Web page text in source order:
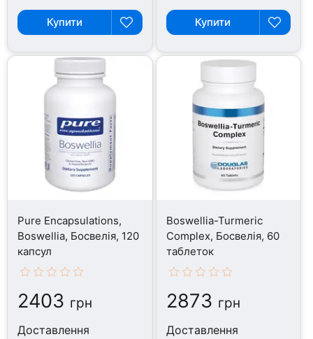
Купити Купити
Pure Encapsulations,
Boswellia, Босвелія, 120
капсул
2403 грн
Доставлення
Boswellia-Turmeric
Complex, Босвелія, 60
таблеток
2873 грн
Доставлення